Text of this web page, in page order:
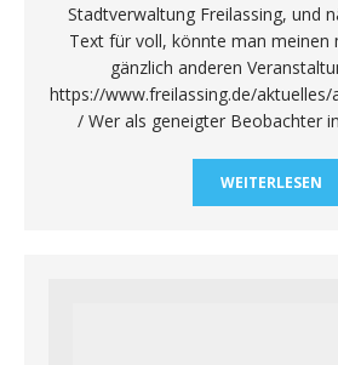
Stadtverwaltung Freilassing, und
Text für voll, könnte man meinen
gänzlich anderen
https://www.freilassing.de/
/ Wer als geneigter Beobachter
WEITERLESEN